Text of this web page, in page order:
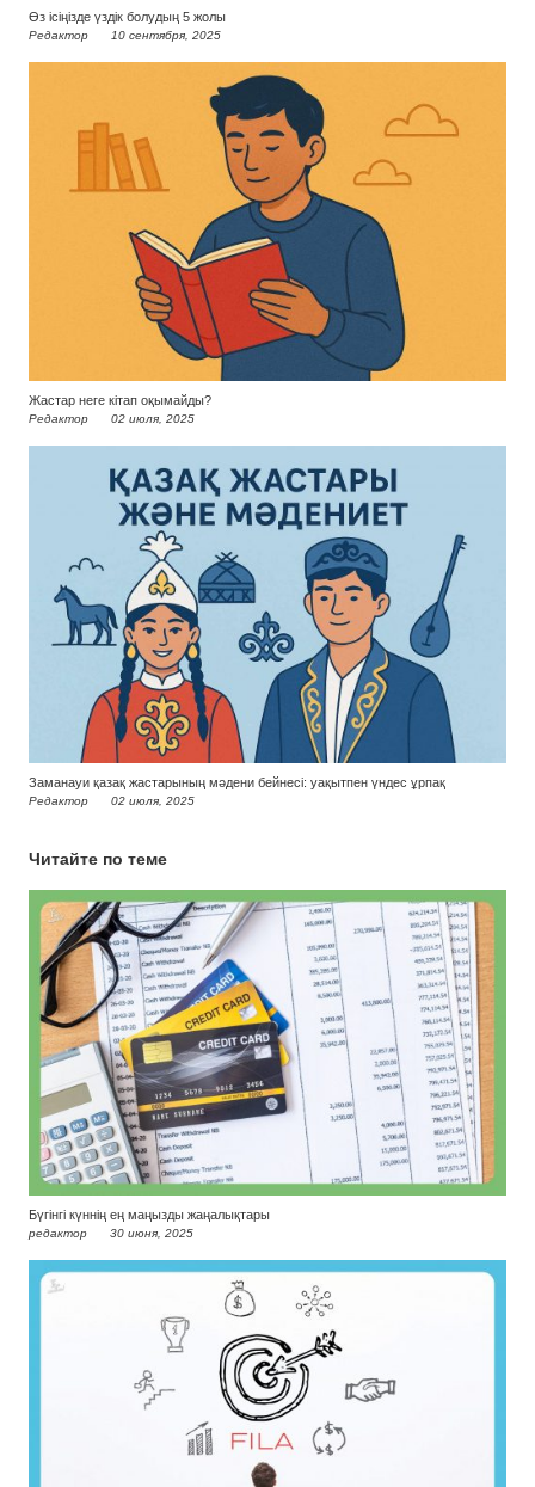
Өз ісіңізде үздік болудың 5 жолы
Редактор 10 сентября, 2025
Жастар неге кітап оқымайды?
Редактор 02 июля, 2025
Заманауи қазақ жастарының мәдени бейнесі: уақытпен үндес ұрпақ
Редактор 02 июля, 2025
Читайте по теме
Бүгінгі күннің ең маңызды жаңалықтары
редактор 30 июня, 2025